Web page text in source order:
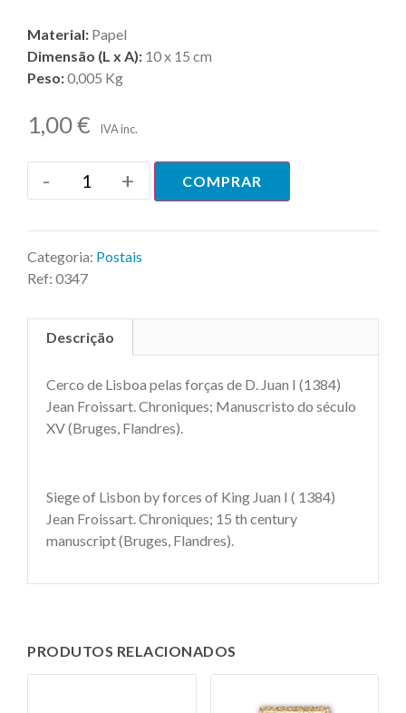
Material: Papel
Dimensão (L x A): 10 x 15 cm
Peso:0,005 Kg
1,00€ IVA inc.
- + COMPRAR
Categoria: Postais
Ref: 0347
Descrição
Cerco de Lisboa pelas forças de D. Juan I (1384)
Jean Froissart. Chroniques; Manuscristo do século
XV (Bruges, Flandres).
Siege of Lisbon by forces of King Juan I ( 1384)
Jean Froissart. Chroniques; 15 th century
manuscript (Bruges, Flandres).
PRODUTOS RELACIONADOS